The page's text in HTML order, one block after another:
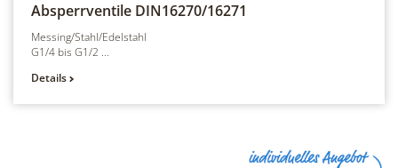
Absperrventile DIN16270/16271
Messing/Stahl/Edelstahl
G1/4 bis G1/2 ...
Details